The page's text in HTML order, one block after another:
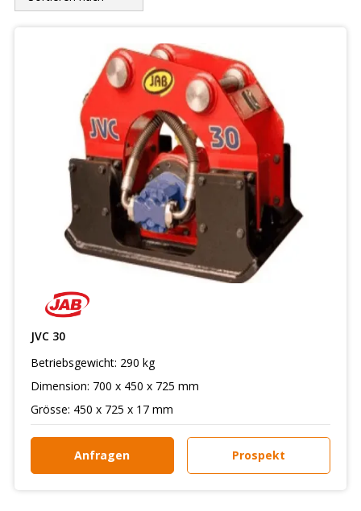
JVC 30
Betriebsgewicht: 290 kg
Dimension: 700 x 450 x 725 mm
Grösse: 450 x 725 x 17 mm
Anfragen Prospekt